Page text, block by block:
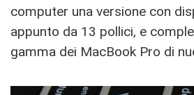
computer una versione con
appunto da 13 pollici, e
gamma dei MacBook Pro di